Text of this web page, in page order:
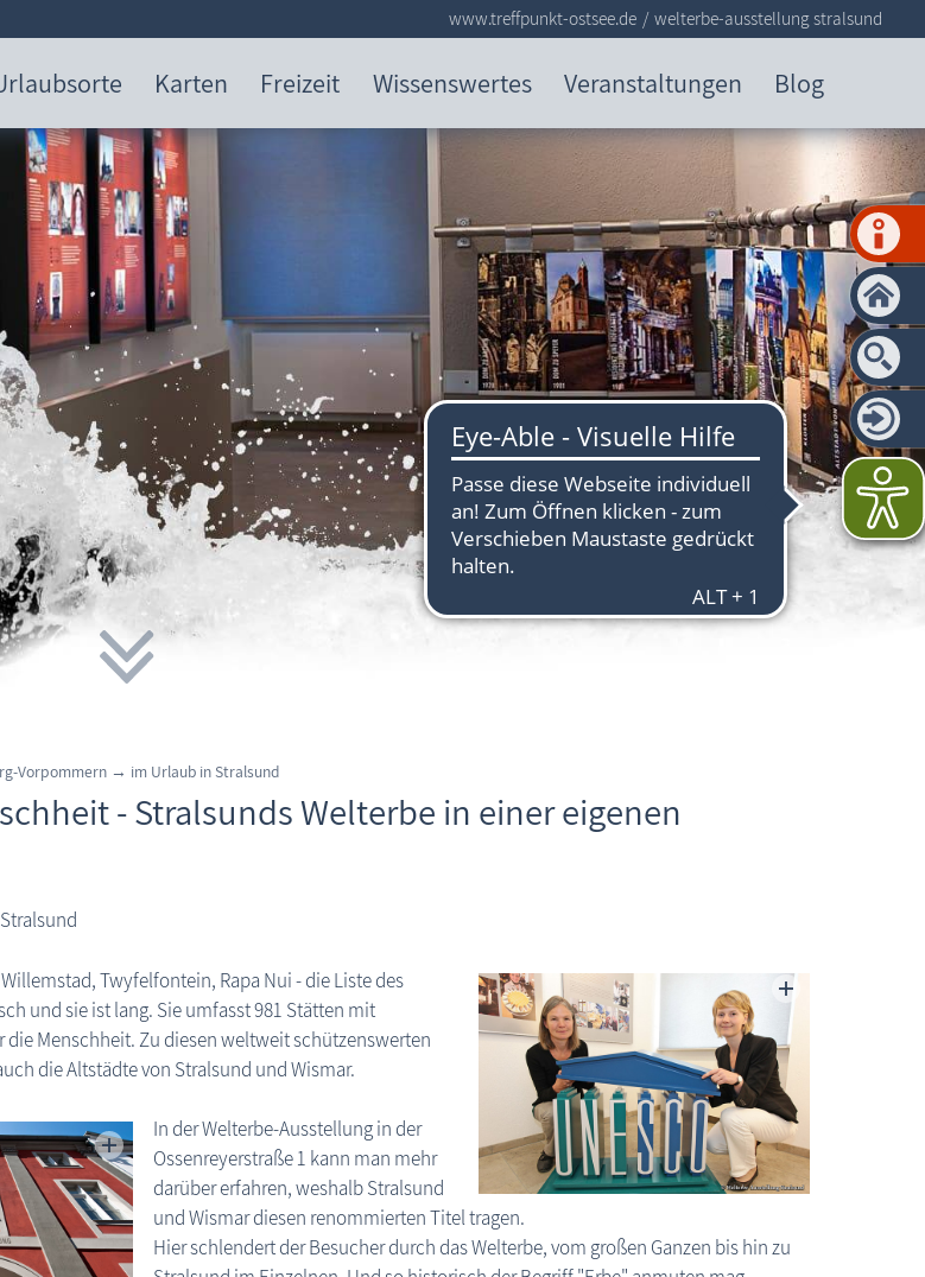
Karten Freizeit Wissenswertes Veranstaltungen Blog
Stralsund: Welterbe Ausstellung
www.treffpunkt-ostsee.de welterbe-ausstellung stralsund
Vorpommern → im Urlaub inStralsund
- Stralsunds Welterbe in einer eigenen
Twyfelfontein, Rapa Nui - die Liste des
und sie ist lang. Sie umfasst 981 Stätten mit
die Menschheit. Zu diesen weltweit schützenswerten
die Altstädte von Stralsund und Wismar.
In der Welterbe-Ausstellung in der
Ossenreyerstraße 1 kann man mehr
darüber erfahren, weshalb Stralsund
und Wismar diesen renommierten Titel tragen.
Hier schlendert der Besucher durch das Welterbe, vom großen Ganzen bis hin zu